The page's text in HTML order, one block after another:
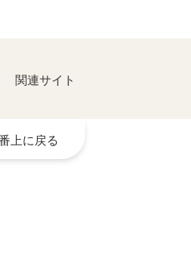
関連サイト
上に戻る